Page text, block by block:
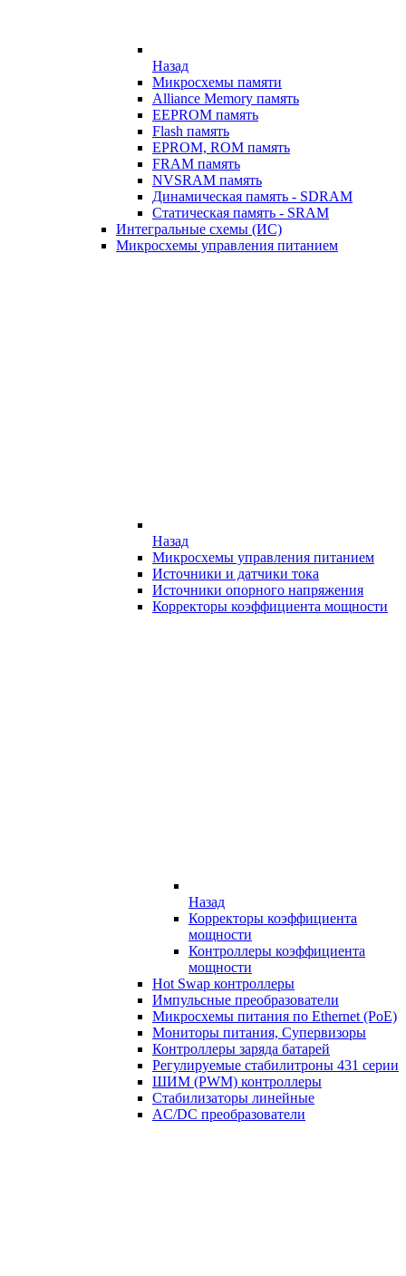
Назад
Микросхемы памяти
Alliance Memory память
EEPROM память
Flash память
EPROM, ROM память
FRAM память
NVSRAM память
Динамическая память - SDRAM
Статическая память - SRAM
Интегральные схемы (ИС)
Микросхемы управления питанием
Назад
Микросхемы управления питанием
Источники и датчики тока
Источники опорного напряжения
Корректоры коэффициента мощности
Назад
Корректоры коэффициента
мощности
Контроллеры коэффициента
мощности
Hot Swap контроллеры
Импульсные преобразователи
Микросхемы питания по Ethernet (PoE)
Мониторы питания, Супервизоры
Контроллеры заряда батарей
Регулируемые стабилитроны 431 серии
ШИМ (PWM) контроллеры
Стабилизаторы линейные
AC/DC преобразователи